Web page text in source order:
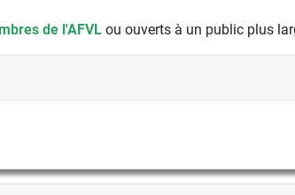
de l'AFVL ou ouverts à un public plus